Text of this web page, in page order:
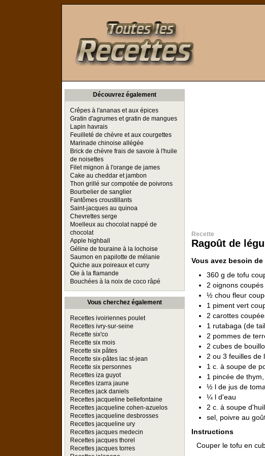
Découvrez également
Crêpes à l'ananas et aux épices
Gratin d'agrumes et gratin de mangues
Lapin havrais
Feuilleté de chèvre et aux courgettes
Marinade chinoise allégée
Brick de chèvre frais de savoie à l'huile
de noisettes
Filet mignon à l'orange de james
Cake au cheddar et jambon
Thon grillé sur compotée de poivrons
Bourbelier de sanglier
Fantômes croustillants
Saint-jacques au quinoa
Chevrettes serge
Moelleux au chocolat nappé de
chocolat
Apple highball
Géline de touraine à la lochoise
Saumon en papilotte de mélanie
Quiche aux poireaux et curry
Oie à la flamande
Bouchées à la noix de coco râpé
Vous cherchez également
Recettes ivoiriennes poulet
Recettes ivry-sur-seine
Recette six'co
Recette six mois
Recette six pâtes
Recette six-pâtes lac st-jean
Recette six personnes
Recettes iza guyot
Recettes izarra jaune
Recettes jack daniels
Recettes jacqueline bellefontaine
Recettes jacqueline cohen-azuelos
Recettes jacqueline desbrosses
Recettes jacqueline ury
Recettes jacques medecin
Recettes jacques thorel
Recettes jacques torres
Recette
Ragoût de
Vous avez besoin de
360 g de tofu
2 oignons coupés
½ chou fleur
1 piment vert
2 carottes
1 rutabaga (de
2 pommes de
2 cubes de
2 ou 3 feuilles de
1 c. à soupe de
1 pincée de
½ l de jus de
¼ l d'eau
2 c. à soupe
sel, poivre au
Instructions
Couper le tofu en